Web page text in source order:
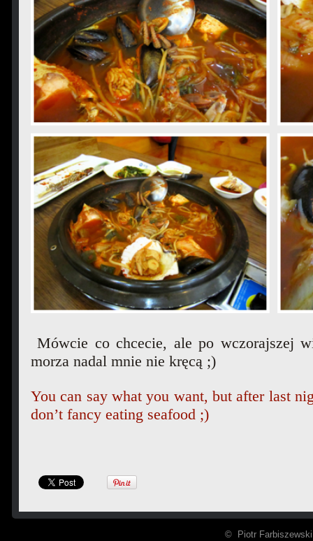
Mówcie co chcecie, ale po wczorajszej
morza nadal mnie nie kręcą ;)
You can say what you want, but after last
don’t fancy eating seafood ;)
© Piotr Farbiszewski